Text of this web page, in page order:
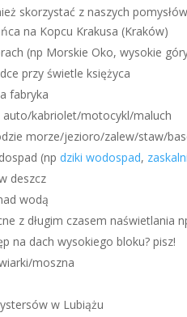
skorzystać z naszych
na Kopcu Krakusa (Kraków)
(np Morskie Oko, wysokie
przy świetle księżyca
fabryka
auto/kabriolet/motocykl/maluch
morze/jezioro/zalew/staw/
(npdziki wodospad,
deszcz
wodą
z długim czasem naświetlania
na dach wysokiego bloku? pisz!
moszna
w Lubiążu